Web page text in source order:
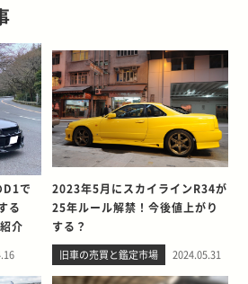
D1で
る
介
2023年5月にスカイラインR34が
25年ルール解禁！今後値上がり
する？
旧車の売買と鑑定市場 2024.05.31